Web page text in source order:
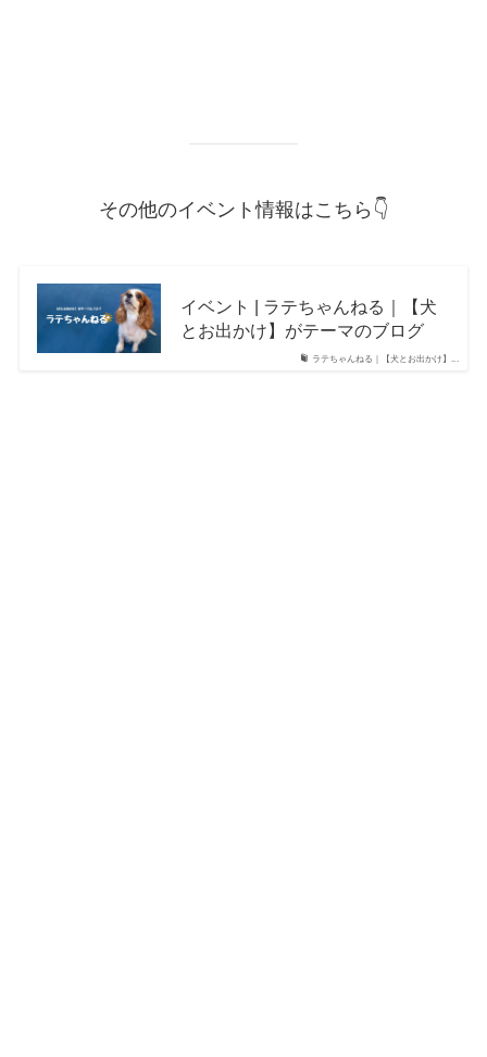
その他のイベント情報はこちら👇
ラテちゃんねる｜【犬とお出かけ】...
イベント | ラテちゃんねる｜【犬
とお出かけ】がテーマのブログ